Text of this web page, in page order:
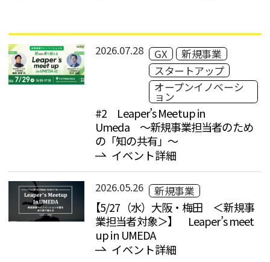
2026.07.28 GX
新規事業
スタートアップ
オープンイノベーシ
ョン
#2 Leaper’s Meetup in
Umeda 〜新規事業担当者のため
の「知の共有」〜
イベント詳細
2026.05.26 新規事業
【5/27（水）大阪・梅田 ＜新規事
業担当者対象＞】 Leaper’s meet
up in UMEDA
イベント詳細